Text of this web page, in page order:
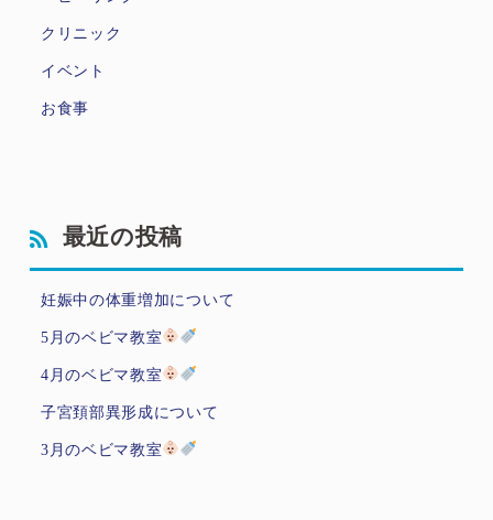
クリニック
イベント
お食事
最近の投稿
妊娠中の体重増加について
5月のベビマ教室
4月のベビマ教室
子宮頚部異形成について
3月のベビマ教室